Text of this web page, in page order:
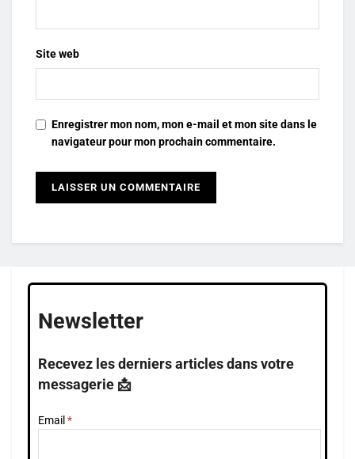
Site web
Enregistrer mon nom, mon e-mail et mon site dans le
navigateur pour mon prochain commentaire.
Newsletter
Recevez les derniers articles dans votre
messagerie 📩
Email